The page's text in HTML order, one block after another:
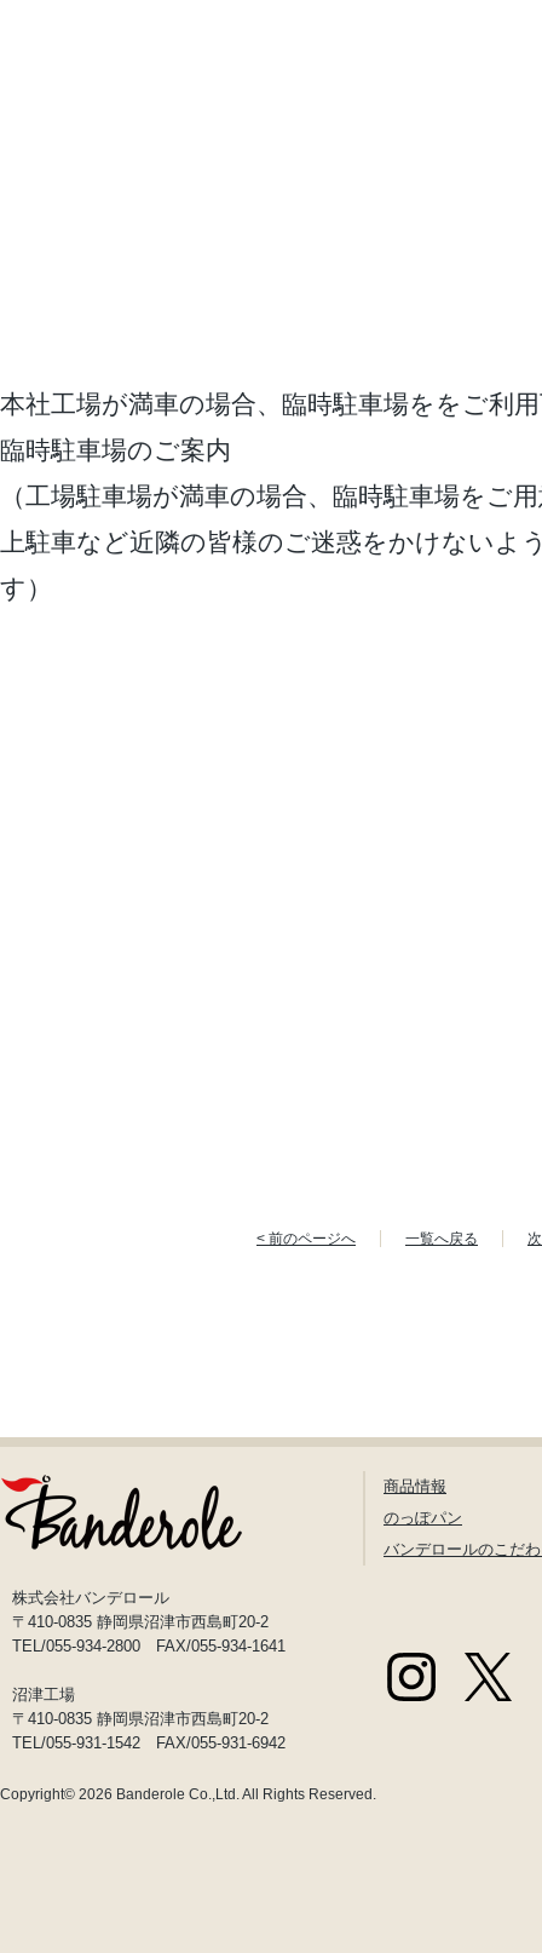
本社工場が満車の場合、臨時駐車場ををご利
臨時駐車場のご案内
（工場駐車場が満車の場合、臨時駐車場をご
上駐車など近隣の皆様のご迷惑をかけないよ
す）
< 前のページへ 一覧へ戻る
株式会社バンデロール
〒410-0835 静岡県沼津市西島町20-2
TEL/055-934-2800 FAX/055-934-1641
沼津工場
〒410-0835 静岡県沼津市西島町20-2
TEL/055-931-1542 FAX/055-931-6942
商品情報
のっぽパン
バンデロールのこだ
Copyright© 2026 Banderole Co.,Ltd.All Rights Reserved.